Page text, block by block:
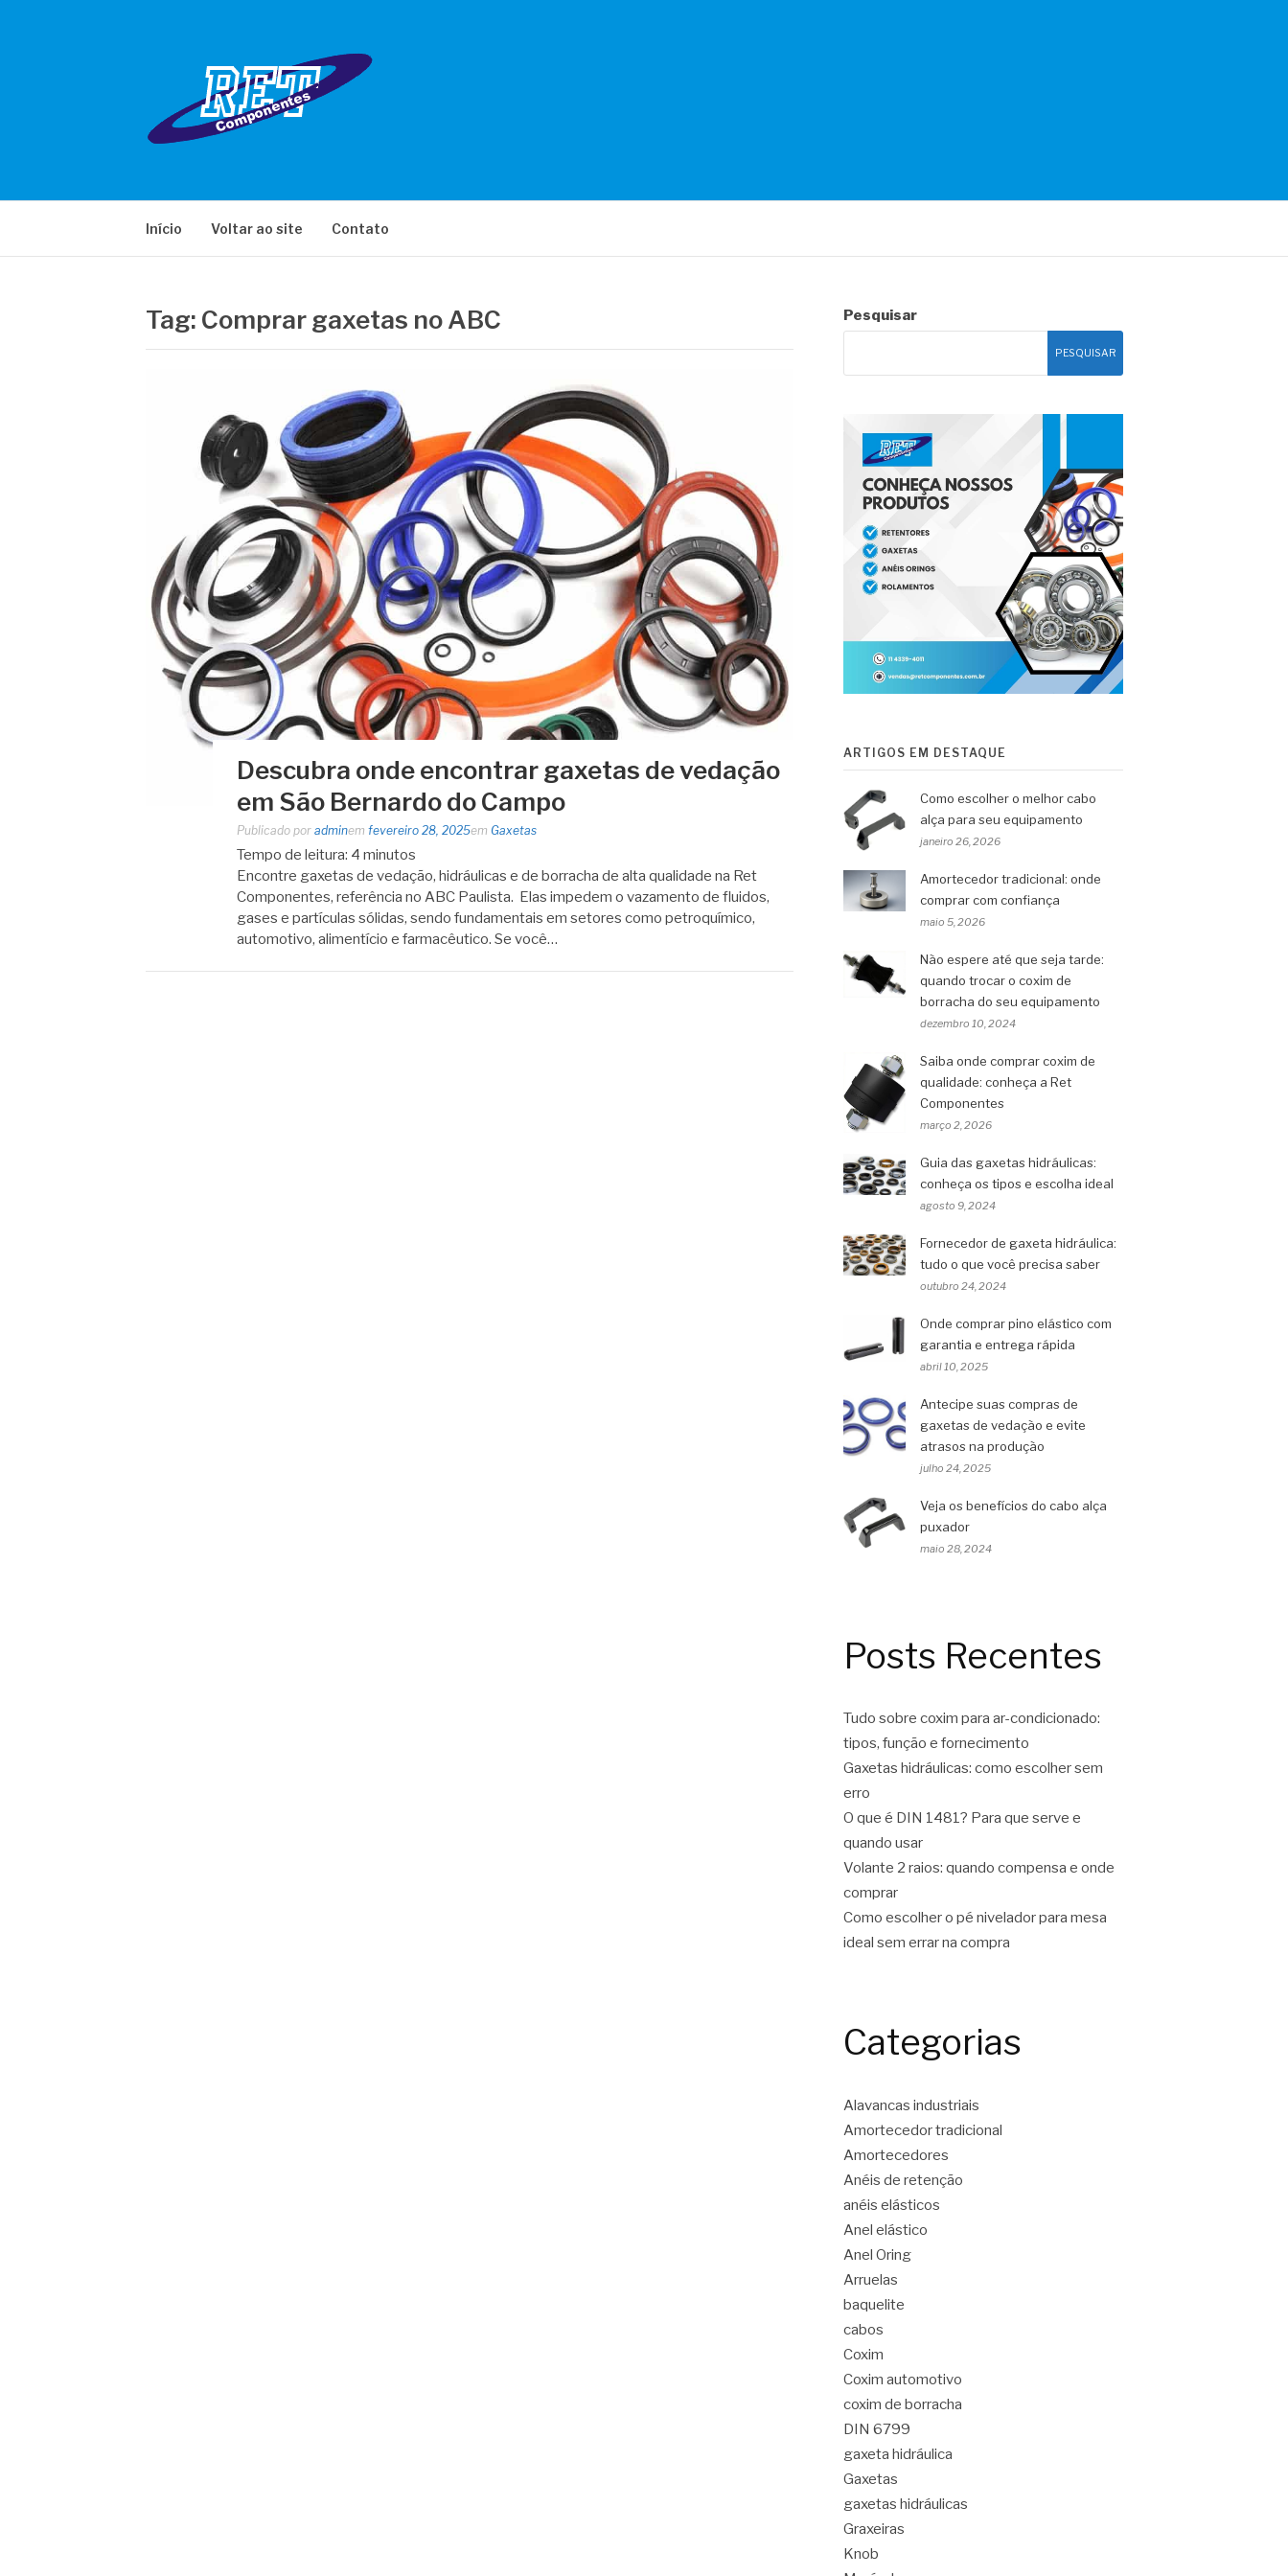
Início Voltar ao site Contato
Tag: Comprar gaxetas no ABC
Descubra onde encontrar gaxetas de vedação
em São Bernardo do Campo
Publicado por adminem fevereiro 28, 2025em Gaxetas
Tempo de leitura: 4 minutos
Encontre gaxetas de vedação, hidráulicas e de borracha de alta qualidade na Ret
Componentes, referência no ABC Paulista. Elas impedem o vazamento de fluidos,
gases e partículas sólidas, sendo fundamentais em setores como petroquímico,
automotivo, alimentício e farmacêutico. Se você…
Pesquisar
PESQUISAR
ARTIGOS EM DESTAQUE
Como escolher o melhor cabo
alça para seu equipamento
janeiro 26, 2026
Amortecedor tradicional: onde
comprar com confiança
maio 5, 2026
Não espere até que seja tarde:
quando trocar o coxim de
borracha do seu equipamento
dezembro 10, 2024
Saiba onde comprar coxim de
qualidade: conheça a Ret
Componentes
março 2, 2026
Guia das gaxetas hidráulicas:
conheça os tipos e escolha ideal
agosto 9, 2024
Fornecedor de gaxeta hidráulica:
tudo o que você precisa saber
outubro 24, 2024
Onde comprar pino elástico com
garantia e entrega rápida
abril 10, 2025
Antecipe suas compras de
gaxetas de vedação e evite
atrasos na produção
julho 24, 2025
Veja os benefícios do cabo alça
puxador
maio 28, 2024
Posts Recentes
Tudo sobre coxim para ar-condicionado:
tipos, função e fornecimento
Gaxetas hidráulicas: como escolher sem
erro
O que é DIN 1481? Para que serve e
quando usar
Volante 2 raios: quando compensa e onde
comprar
Como escolher o pé nivelador para mesa
ideal sem errar na compra
Categorias
Alavancas industriais
Amortecedor tradicional
Amortecedores
Anéis de retenção
anéis elásticos
Anel elástico
Anel Oring
Arruelas
baquelite
cabos
Coxim
Coxim automotivo
coxim de borracha
DIN 6799
gaxeta hidráulica
Gaxetas
gaxetas hidráulicas
Graxeiras
Knob